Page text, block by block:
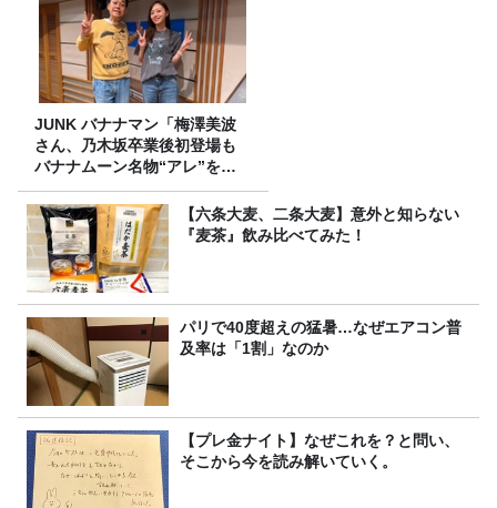
JUNK バナナマン「梅澤美波
さん、乃木坂卒業後初登場も
バナナムーン名物“アレ”を喰
らう」
【六条大麦、二条大麦】意外と知らない
『麦茶』飲み比べてみた！
パリで40度超えの猛暑…なぜエアコン普
及率は「1割」なのか
【プレ金ナイト】なぜこれを？と問い、
そこから今を読み解いていく。